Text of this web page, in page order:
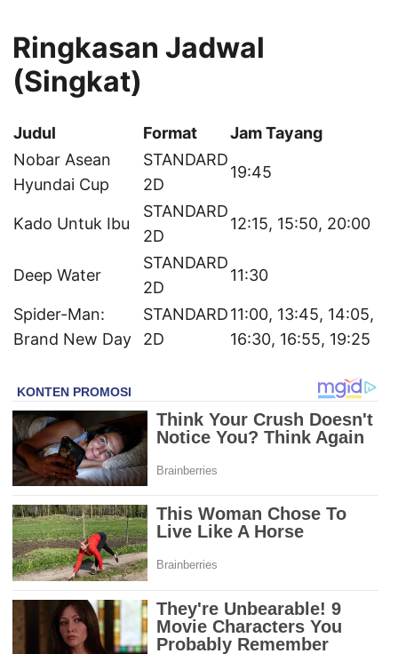
Ringkasan Jadwal
(Singkat)
Judul Format
Jam Tayang
Nobar Asean
Hyundai Cup
STANDARD
2D
19:45
Kado Untuk Ibu
STANDARD
2D
12:15, 15:50, 20:00
Deep Water
STANDARD
2D
11:30
Spider-Man:
Brand New Day
STANDARD
2D
11:00, 13:45, 14:05,
16:30, 16:55, 19:25